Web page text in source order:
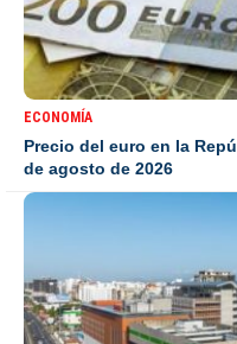
ECONOMÍA
Precio del euro en la
de agosto de 2026